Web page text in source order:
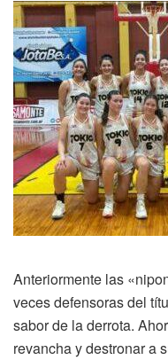
Anteriormente las
veces defensoras del
sabor de la derrota.
revancha y destronar a